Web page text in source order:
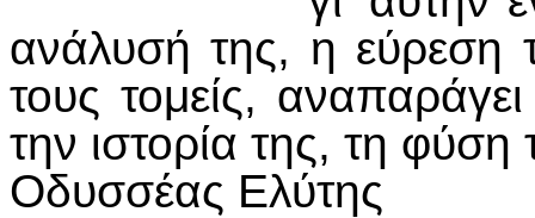
ανάλυσή της, η εύρεση
τους τομείς,
την ιστορία της, τη
Οδυσσέας Ελύτης